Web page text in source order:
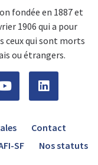
fondée en 1887 et
1906 qui a pour
ceux qui sont morts
ou étrangers.
Contact
SF Nos statuts